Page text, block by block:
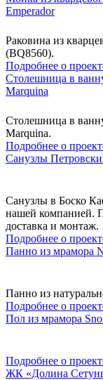
Emperador
Раковина из
(BQ8560).
Подробнее о
Столешница в
Marquina
Столешница в
Marquina.
Подробнее о
Санузлы
Санузлы в Боско
нашей компанией.
доставка и монтаж.
Подробнее о
Панно из мрамора
Панно из
Подробнее о
Пол из мрамора
Подробнее о
ЖК «Долина